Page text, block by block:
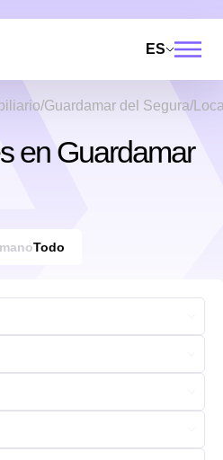
ES
Guardamar del Segura
en Guardamar
Todo